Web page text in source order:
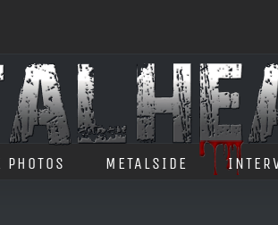
METALSIDE